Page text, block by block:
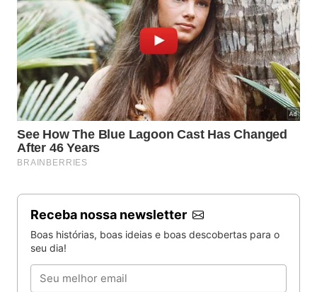
Receba nossa newsletter
Boas histórias, boas ideias e boas descobertas para o
seu dia!
Email